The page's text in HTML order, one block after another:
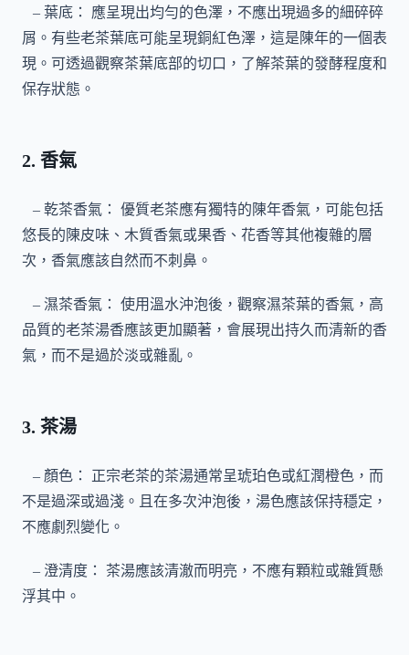
– 葉底： 應呈現出均勻的色澤，不應出現過多的細碎碎
屑。有些老茶葉底可能呈現銅紅色澤，這是陳年的一個表
現。可透過觀察茶葉底部的切口，了解茶葉的發酵程度和
保存狀態。
2. 香氣
– 乾茶香氣： 優質老茶應有獨特的陳年香氣，可能包括
悠長的陳皮味、木質香氣或果香、花香等其他複雜的層
次，香氣應該自然而不刺鼻。
– 濕茶香氣： 使用溫水沖泡後，觀察濕茶葉的香氣，高
品質的老茶湯香應該更加顯著，會展現出持久而清新的香
氣，而不是過於淡或雜亂。
3. 茶湯
– 顏色： 正宗老茶的茶湯通常呈琥珀色或紅潤橙色，而
不是過深或過淺。且在多次沖泡後，湯色應該保持穩定，
不應劇烈變化。
– 澄清度： 茶湯應該清澈而明亮，不應有顆粒或雜質懸
浮其中。